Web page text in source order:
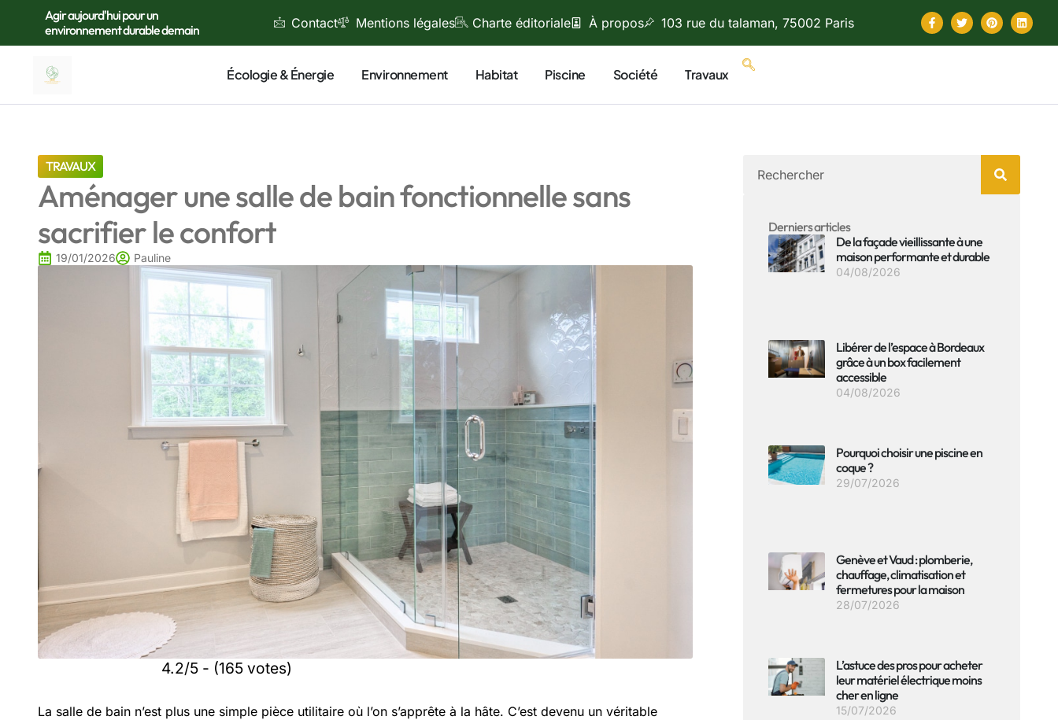
Agir aujourd'hui pour un
environnement durable demain
Contact Mentions légales Charte éditoriale À propos 103 rue du talaman, 75002 Paris
Écologie & Énergie Environnement Habitat Piscine Société Travaux
TRAVAUX
Aménager une salle de bain fonctionnelle sans
sacrifier le confort
19/01/2026 Pauline
4.2/5 - (165 votes)
La sall‌e de b‍ain n’est plus une‍ simp⁠l​e p⁠ièce utilitaire où l’on s’apprête à la hâte. C’est​ devenu un véritab​le
Derniers articles
De la façade vieillissante à une
maison performante et durable
04/08/2026
Libérer de l’espace à Bordeaux
grâce à un box facilement
accessible
04/08/2026
Pourquoi choisir une piscine en
coque ?
29/07/2026
Genève et Vaud : plomberie,
chauffage, climatisation et
fermetures pour la maison
28/07/2026
L’astuce des pros pour acheter
leur matériel électrique moins
cher en ligne
15/07/2026